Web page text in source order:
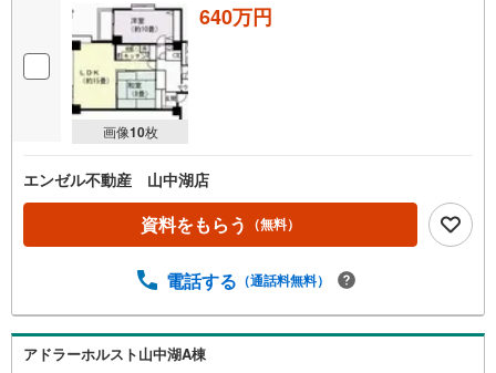
画像10枚
640万円
エンゼル不動産 山中湖店
資料をもらう （無料）
電話する （通話料無料）
アドラーホルスト山中湖A棟